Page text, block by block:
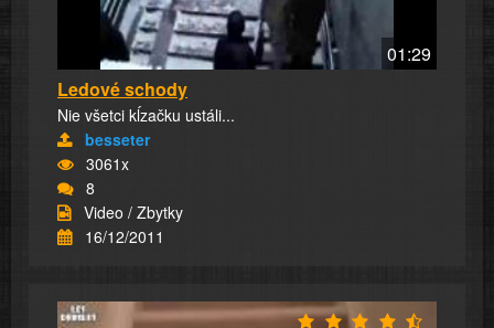
01:29
Ledové schody
Nie všetci kĺzačku ustáli...
besseter
3061x
8
Video / Zbytky
16/12/2011